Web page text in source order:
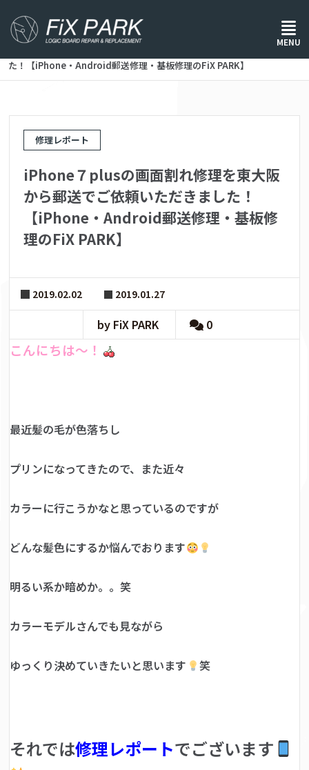
MENU
ホーム/ 修理レポート/
iPhone７plusの画面割れ修理を東大阪から郵送でご依頼いただきまし
た！【iPhone・Android郵送修理・基板修理のFiX PARK】
修理レポート
iPhone７plusの画面割れ修理を東大阪
から郵送でご依頼いただきました！
【iPhone・Android郵送修理・基板修
理のFiX PARK】
2019.02.02 2019.01.27
by FiX PARK 0
こんにちは～！
最近髪の毛が色落ちし
プリンになってきたので、また近々
カラーに行こうかなと思っているのですが
どんな髪色にするか悩んでおります
明るい系か暗めか。。笑
カラーモデルさんでも見ながら
ゆっくり決めていきたいと思います 笑
それでは修理レポートでございます